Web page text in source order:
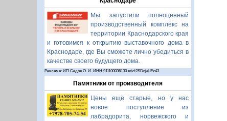
Мы запустили полноценный
производственный комплекс на
территории Краснодарского края
и готовимся к открытию выставочного дома в
Краснодаре, где Вы сможете лично убедиться в
качестве своего будущего дома.
Реклама: ИП Седов О. И. ИНН 911100036130 erid:2SDnjeLEz43
Памятники от производителя
Цены ещё старые, но у нас
новое поступление из
лабрадорита, норвежского и